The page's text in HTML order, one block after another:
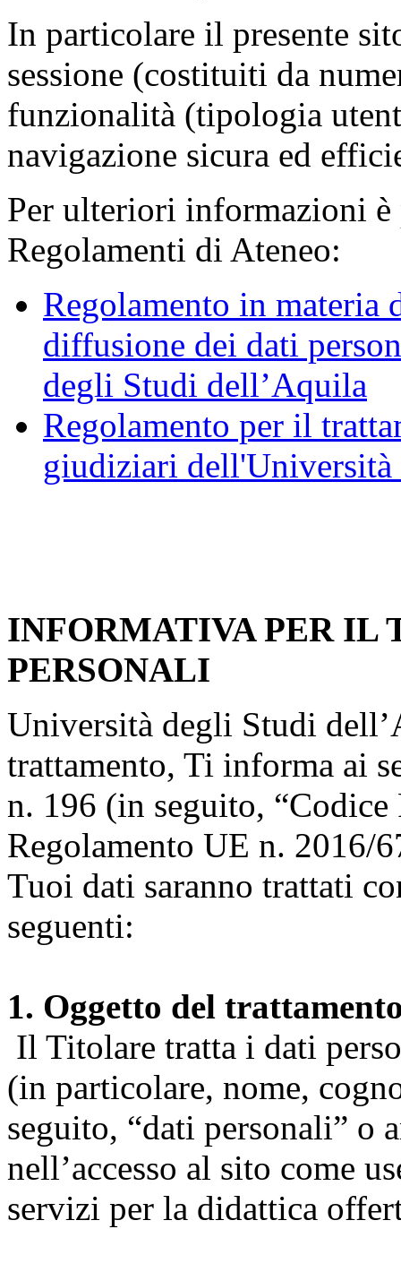
In particolare il presente
sessione (costituiti da
funzionalità (tipologia
navigazione sicura ed
Per ulteriori informazioni è
Regolamenti di Ateneo:
Regolamento in materia
diffusione dei dati
degli Studi dell’Aquila
Regolamento per il
giudiziari
INFORMATIVA PER IL
PERSONALI
Università degli Studi
trattamento, Ti informa ai
n. 196 (in seguito, “Codice
Regolamento UE n. 2016/
Tuoi dati saranno trattati
seguenti:
1. Oggetto del
Il Titolare tratta i dati
(in particolare, nome,
seguito, “dati personali” o
nell’accesso al sito come
servizi per la didattica